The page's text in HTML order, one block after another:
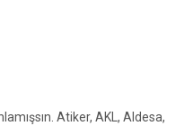
Atiker, AKL, Aldesa,